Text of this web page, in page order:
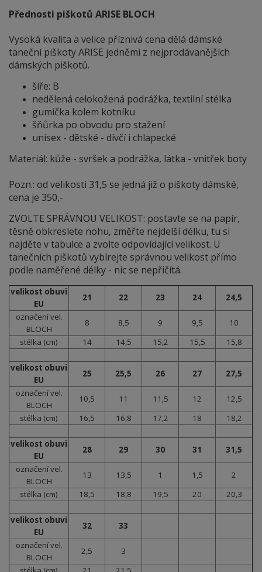
Přednosti piškotů ARISE BLOCH
Vysoká kvalita a velice příznivá cena dělá dámské
taneční piškoty ARISE jedněmi z nejprodávanějších
dámských piškotů.
šíře: B
nedělená celokožená podrážka, textilní stélka
gumička kolem kotníku
šňůrka po obvodu pro stažení
unisex - dětské - dívčí i chlapecké
Materiál: kůže - svršek a podrážka, látka - vnitřek boty
Pozn.: od velikosti 31,5 se jedná již o piškoty dámské,
cena je 350,-
ZVOLTE SPRÁVNOU VELIKOST: postavte se na papír,
těsně obkreslete nohu, změřte nejdelší délku, tu si
najděte v tabulce a zvolte odpovídající velikost. U
tanečních piškotů vybírejte správnou velikost přímo
podle naměřené délky - nic se nepřičítá.
velikost obuvi
EU
21 22 23 24
24,5
označení vel.
BLOCH
8 8,5 9 9,5
10
stélka (cm)
14 14,5 15,2 15,5 15,8
velikost obuvi
EU
25 25,5 26 27
27,5
označení vel.
BLOCH
10,5 11 11,5 12
12,5
stélka (cm)
16,5 16,8 17,2 18 18,2
velikost obuvi
EU
28 29 30 31
31,5
označení vel.
BLOCH
13 13,5 1 1,5
2
stélka (cm)
18,5 18,8 19,5 20 20,3
velikost obuvi
EU
32
33
označení vel.
BLOCH
2,5
3